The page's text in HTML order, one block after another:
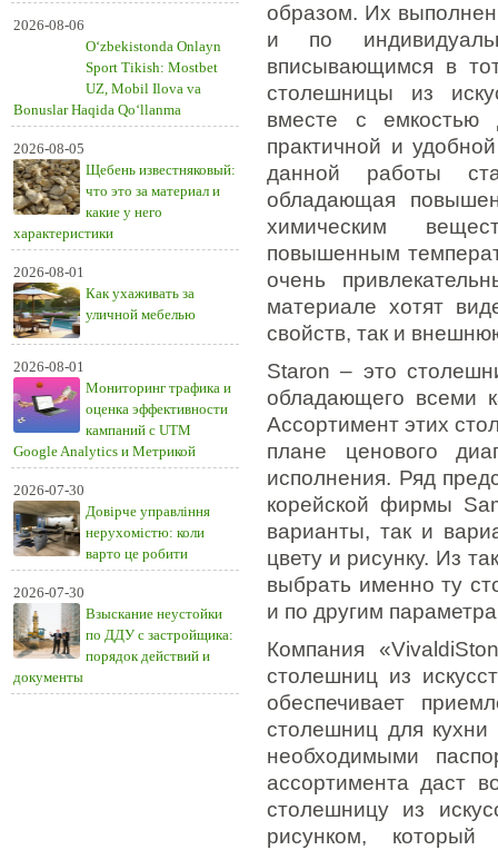
2026-08-06
O‘zbekistonda Onlayn
Sport Tikish: Mostbet
UZ, Mobil Ilova va
Bonuslar Haqida Qo‘llanma
2026-08-05
Щебень известняковый:
что это за материал и
какие у него
характеристики
2026-08-01
Как ухаживать за
уличной мебелью
2026-08-01
Мониторинг трафика и
оценка эффективности
кампаний с UTM
Google Analytics и Метрикой
2026-07-30
Довірче управління
нерухомістю: коли
варто це робити
2026-07-30
Взыскание неустойки
по ДДУ с застройщика:
порядок действий и
документы
образом. Их
и по
вписывающимся в
столешницы из
вместе с емкостью
практичной и
данной работы
обладающая
химическим
повышенным
очень
материале хотят
свойств, так и
Staron – это
обладающего всеми
Ассортимент этих
плане ценового
исполнения. Ряд
корейской фирмы
варианты, так и
цвету и рисунку. Из
выбрать именно ту
и по другим
Компания
столешниц из
обеспечивает
столешниц для
необходимыми
ассортимента даст
столешницу из
рисунком,